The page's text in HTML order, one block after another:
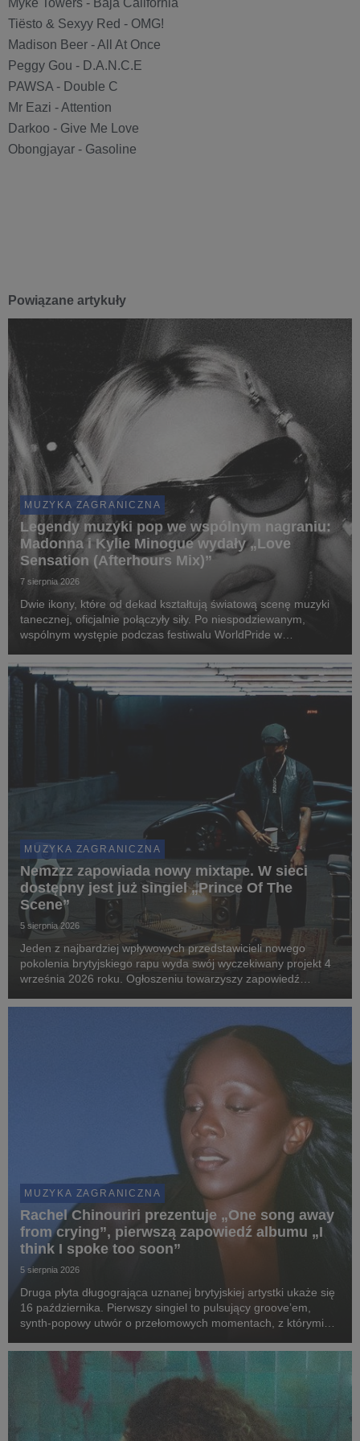
Myke Towers - Baja California
Tiësto & Sexyy Red - OMG!
Madison Beer - All At Once
Peggy Gou - D.A.N.C.E
PAWSA - Double C
Mr Eazi - Attention
Darkoo - Give Me Love
Obongjayar - Gasoline
Powiązane artykuły
MUZYKA ZAGRANICZNA
Legendy muzyki pop we wspólnym nagraniu:
Madonna i Kylie Minogue wydały „Love
Sensation (Afterhours Mix)”
7 sierpnia 2026
Dwie ikony, które od dekad kształtują światową scenę muzyki
tanecznej, oficjalnie połączyły siły. Po niespodziewanym,
wspólnym występie podczas festiwalu WorldPride w
Sensation (Afterhours Mix)”.
MUZYKA ZAGRANICZNA
Nemzzz zapowiada nowy mixtape. W sieci
dostępny jest już singiel „Prince Of The
Scene”
5 sierpnia 2026
Jeden z najbardziej wpływowych przedstawicieli nowego
pokolenia brytyjskiego rapu wyda swój wyczekiwany projekt 4
września 2026 roku. Ogłoszeniu towarzyszy zapowiedź
MUZYKA ZAGRANICZNA
Rachel Chinouriri prezentuje „One song away
from crying”, pierwszą zapowiedź albumu „I
think I spoke too soon”
5 sierpnia 2026
Druga płyta długogrająca uznanej brytyjskiej artystki ukaże się
16 października. Pierwszy singiel to pulsujący groove’em,
synth-popowy utwór o przełomowych momentach, z którymi